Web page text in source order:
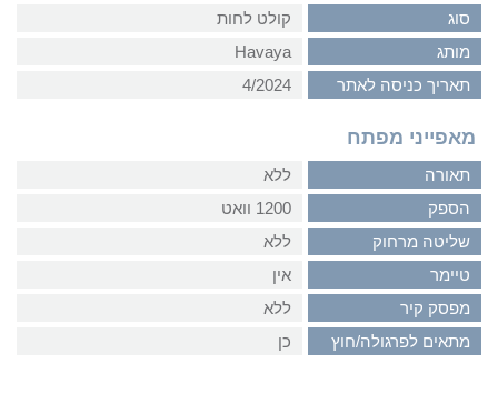
סוג
קולט לחות
מותג
Havaya
תאריך כניסה לאתר
4/2024
מאפייני מפתח
תאורה
ללא
הספק
1200 וואט
שליטה מרחוק
ללא
טיימר
אין
מפסק קיר
ללא
מתאים לפרגולה/חוץ
כן